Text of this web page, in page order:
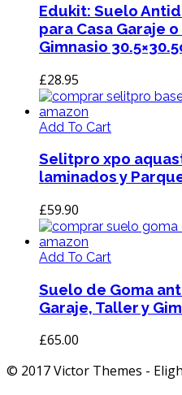
Edukit: Suelo
para Casa Garaje
Gimnasio
£28.95
Add To Cart
Selitpro xpo
laminados y
£59.90
Add To Cart
Suelo de Goma
Garaje, Taller y
£65.00
© 2017 Victor Themes -